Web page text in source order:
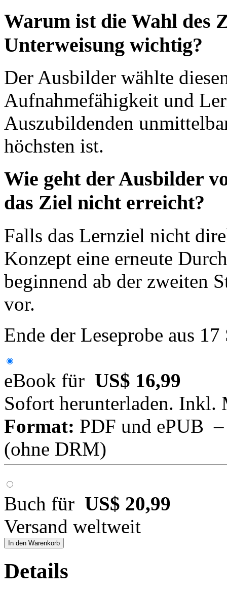
Warum ist die Wahl des
Unterweisung wichtig?
Der Ausbilder wählte
Aufnahmefähigkeit und
Auszubildenden
höchsten ist.
Wie geht der Ausbilder
das Ziel nicht erreicht?
Falls das Lernziel nicht
Konzept eine erneute
beginnend ab der zweiten
vor.
Ende der Leseprobe aus
eBook für US$ 16,99
Sofort herunterladen. Inkl.
Format: PDF und ePUB
(ohne DRM)
Buch für US$ 20,99
Versand weltweit
In den Warenkorb
Details